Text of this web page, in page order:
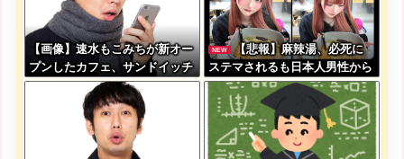
【画像】速水もこみちが新オー
プンしたカフェ、サンドイッチ
1つ3000円←コレは妥当だと思
う？？？？？？
NEW
【悲報】麻辣湯、必死に
ステマされるも日本人男性から
見向きもされない・・・